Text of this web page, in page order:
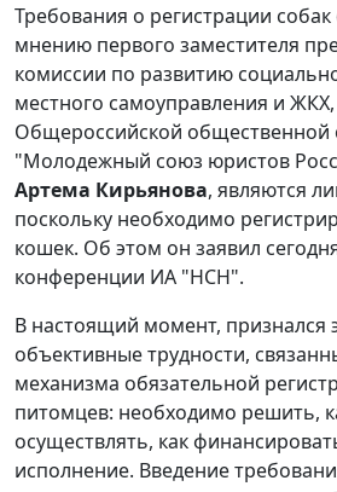
Требования о регистрации
мнению первого заместителя
комиссии по развитию
местного самоуправления и
Общероссийской общественной
"Молодежный союз юристов
Артема Кирьянова, являются
поскольку необходимо
кошек. Об этом он заявил
конференции ИА "НСН".
В настоящий момент, признался
объективные трудности,
механизма обязательной
питомцев: необходимо решить,
осуществлять, как
исполнение. Введение